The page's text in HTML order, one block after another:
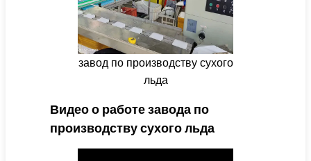
завод по производству сухого
льда
Видео о работе завода по
производству сухого льда